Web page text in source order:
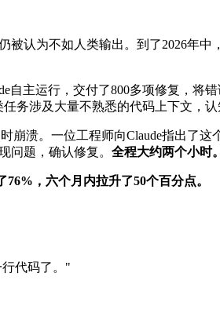
认为不如人类输出。到了2026年中
主运行，交付了800多项修复，将错
务涉及大量不熟悉的代码上下文，认
溃。一位工程师向Claude指出了
问题，确认修复。 全程大约两个小时
，六个月内拉升了50个百分点。
代码了。"